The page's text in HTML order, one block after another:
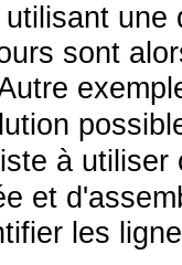
une
sont
à utiliser
et
les